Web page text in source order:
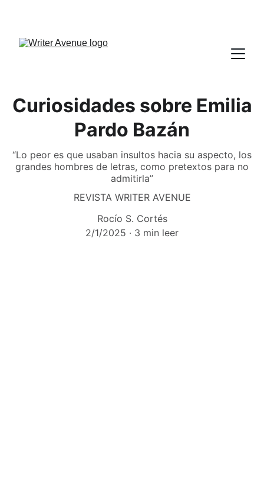
Curiosidades sobre Emilia
Pardo Bazán
“Lo peor es que usaban insultos hacia su aspecto, los
grandes hombres de letras, como pretextos para no
admitirla”
REVISTA WRITER AVENUE
Rocío S. Cortés
2/1/2025
3 min leer